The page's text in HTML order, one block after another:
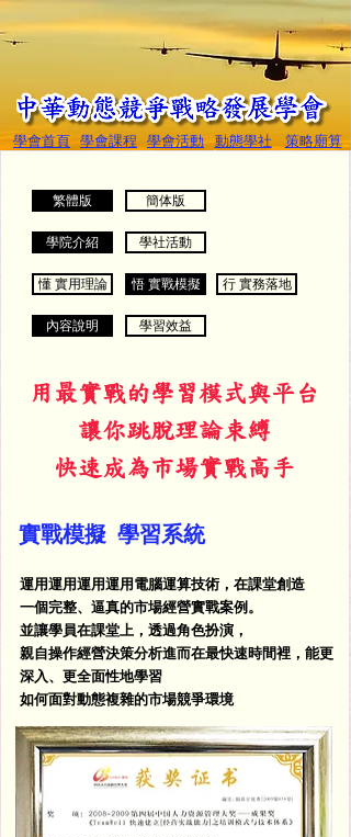
學會活動 動態學社
學會課程
學會首頁 策略廟算
用最實戰的學習模式與平台
讓你跳脫理論束縛
快速成為市場實戰高手
運用運用運用運用電腦運算技術，在課堂創造
一個完整、逼真的市場經營實戰案例。
並讓學員在課堂上，透過角色扮演，
親自操作經營決策分析進而在最快速時間裡，能更
深入、更全面性地學習
如何面對動態複雜的市場競爭環境
實戰模擬 學習系統
學院介紹 學社活動
懂 實用理論
內容說明
悟 實戰模擬
學習效益
行 實務落地
繁體版 簡体版